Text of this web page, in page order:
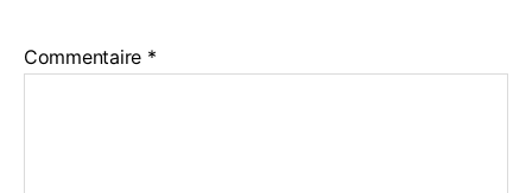
Commentaire *